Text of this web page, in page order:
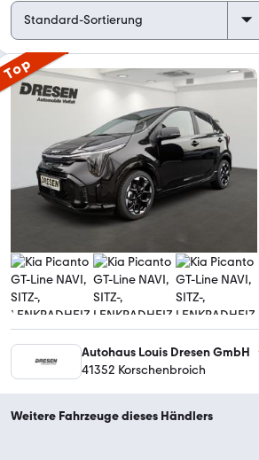
Top
Autohaus Louis Dresen GmbH
41352 Korschenbroich
Weitere Fahrzeuge dieses Händlers